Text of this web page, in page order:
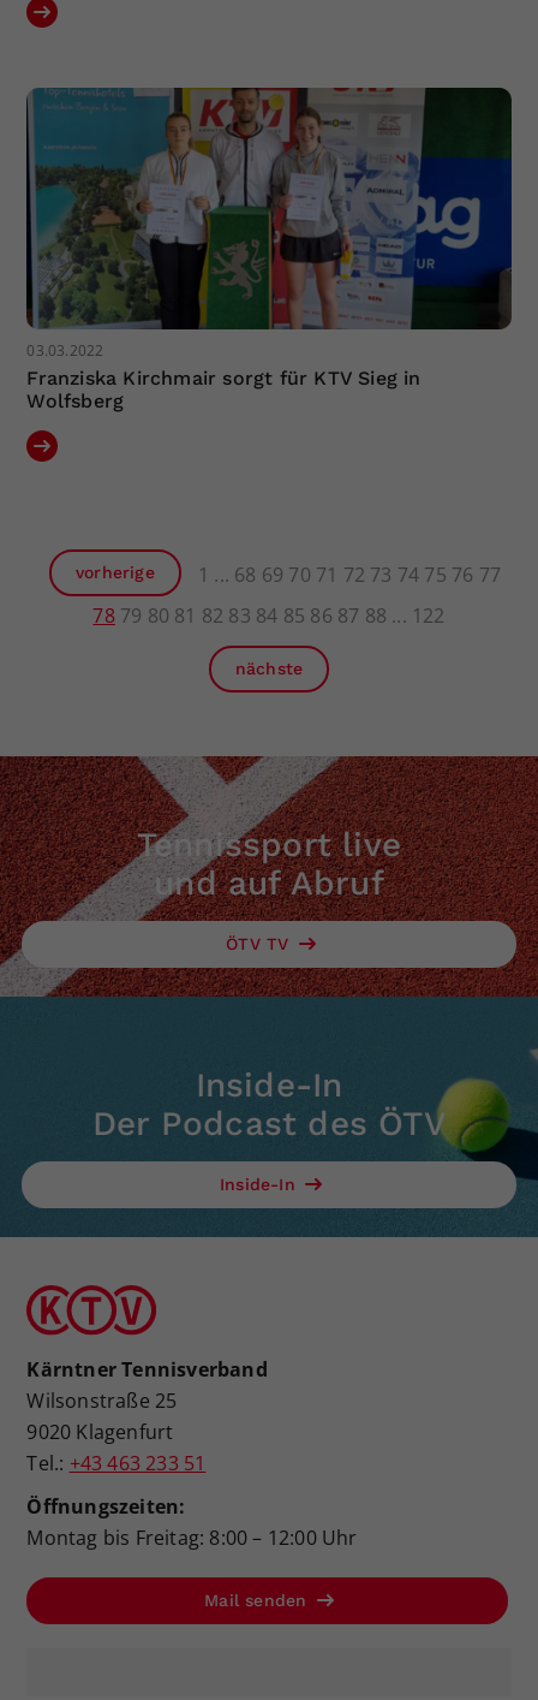
03.03.2022
Franziska Kirchmair sorgt für KTV Sieg in
Wolfsberg
vorherige 1 68 69 70 71 72 73 74 75 76 77
78 79 80 81 82 83 84 85 86 87 88 122
nächste
Tennissport live
und auf Abruf
ÖTV TV
Inside-In
Der Podcast des ÖTV
Inside-In
Kärntner Tennisverband
Wilsonstraße 25
9020 Klagenfurt
Tel.: +43 463 233 51
Öffnungszeiten:
Montag bis Freitag: 8:00 – 12:00 Uhr
Mail senden